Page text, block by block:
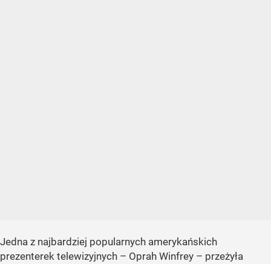
Jedna z najbardziej popularnych amerykańskich
prezenterek telewizyjnych – Oprah Winfrey – przeżyła